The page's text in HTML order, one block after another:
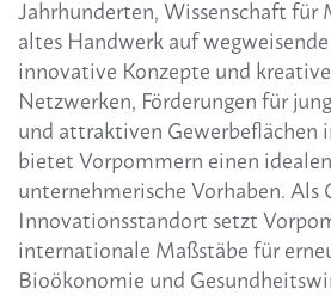
Jahrhunderten, Wissenschaft für
altes Handwerk auf wegweisende
innovative Konzepte und
Netzwerken, Förderungen für
und attraktiven Gewerbeflächen
bietet Vorpommern einen
unternehmerische Vorhaben. Als
Innovationsstandort setzt
internationale Maßstäbe für
Bioökonomie und